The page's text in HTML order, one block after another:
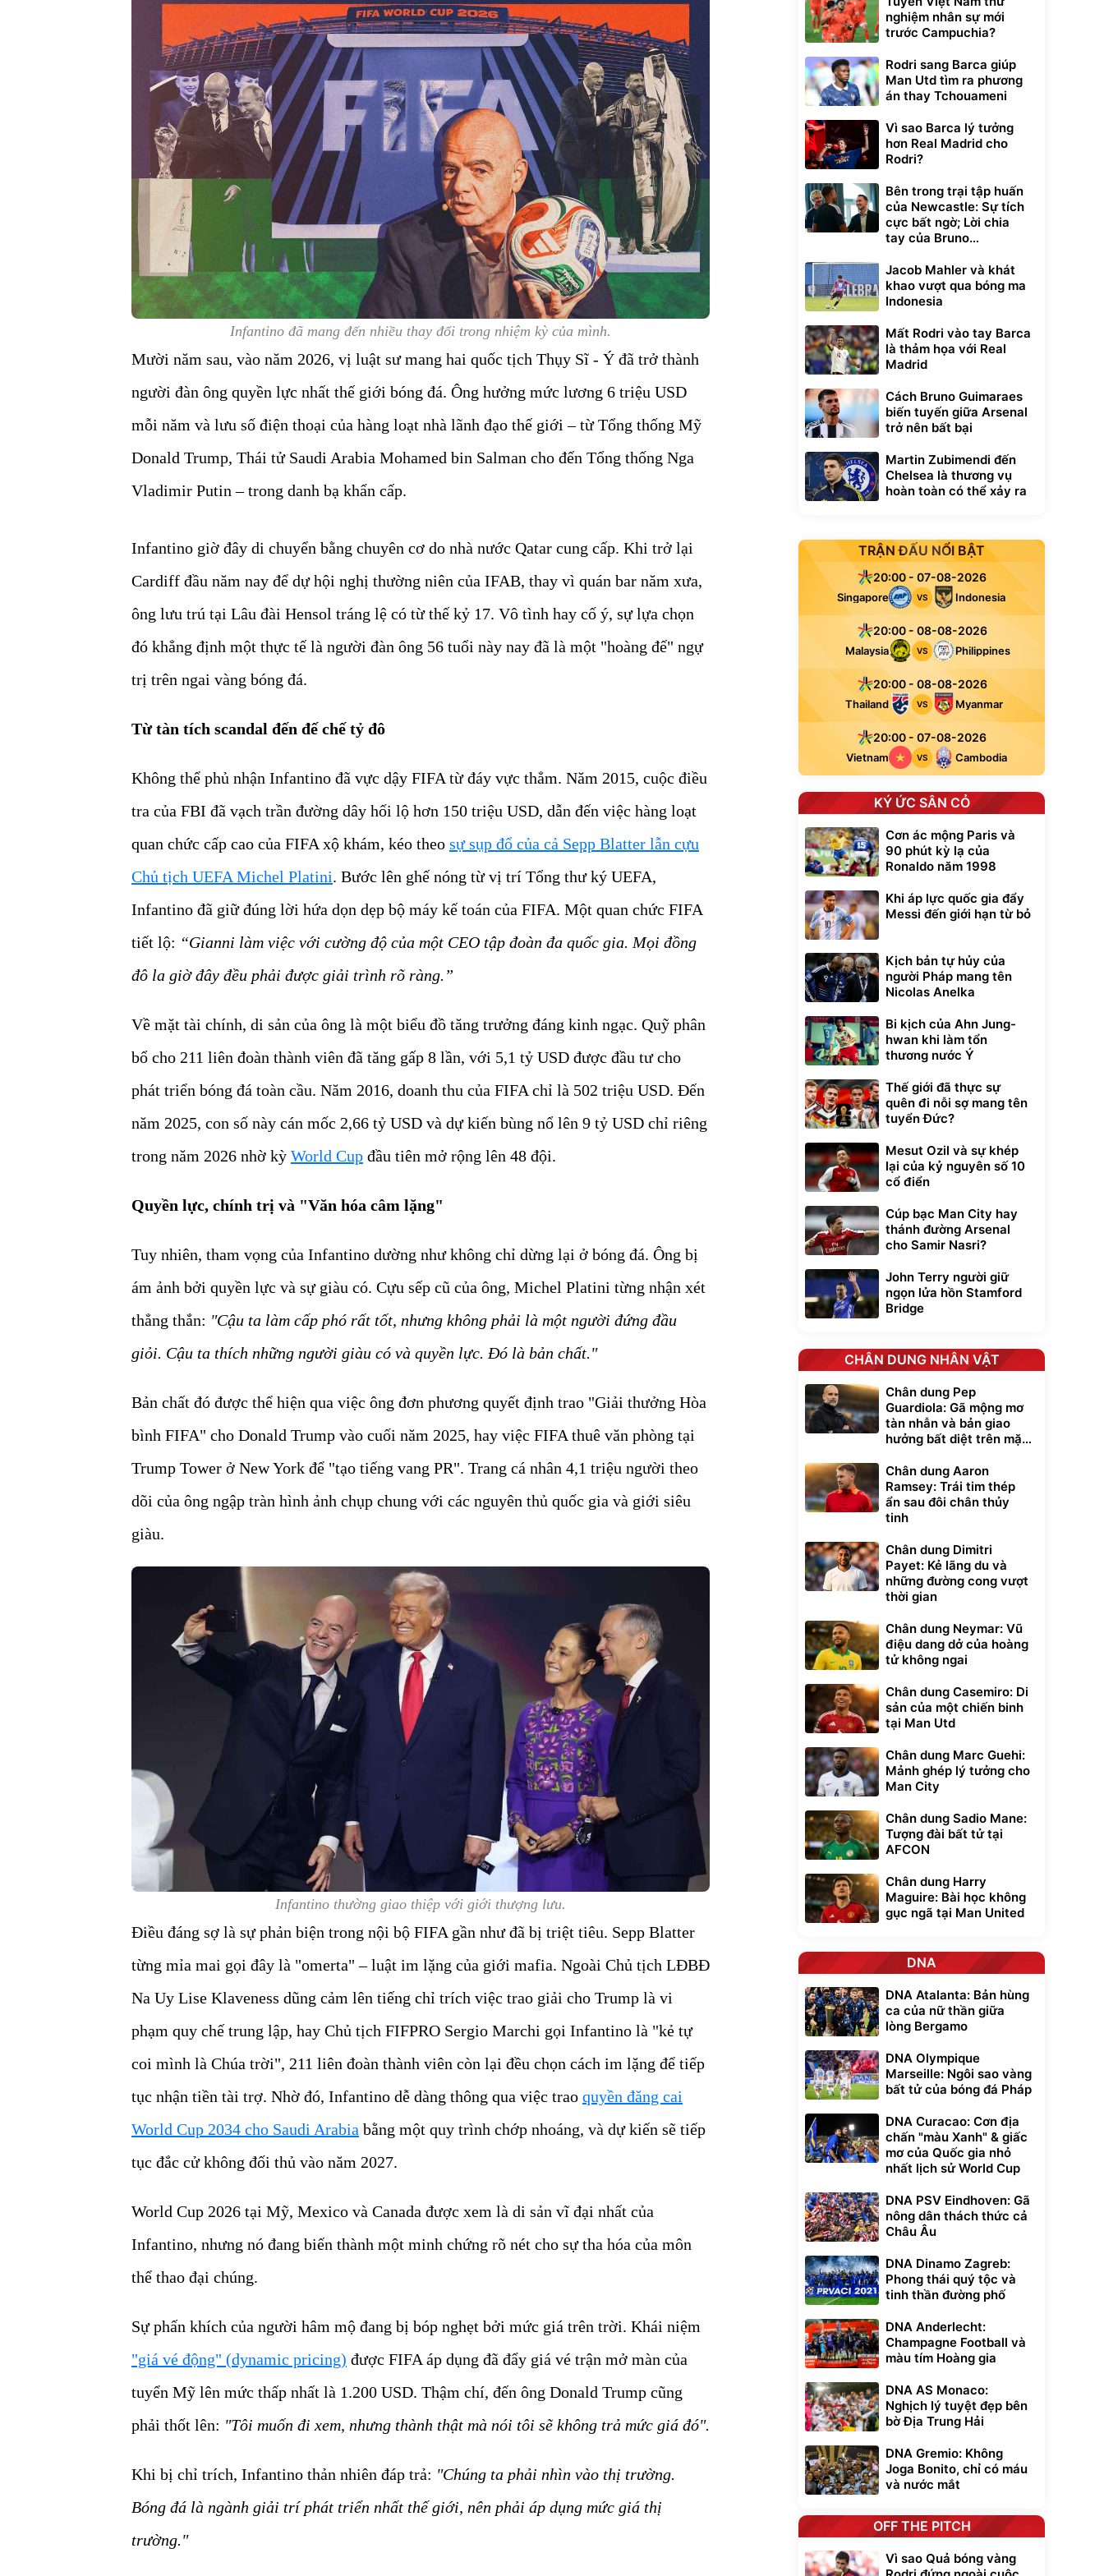
Infantino đã mang đến nhiều thay đổi trong nhiệm kỳ của mình.
Mười năm sau, vào năm 2026, vị luật sư mang hai quốc tịch Thụy Sĩ - Ý đã trở thành
người đàn ông quyền lực nhất thế giới bóng đá. Ông hưởng mức lương 6 triệu USD
mỗi năm và lưu số điện thoại của hàng loạt nhà lãnh đạo thế giới – từ Tổng thống Mỹ
Donald Trump, Thái tử Saudi Arabia Mohamed bin Salman cho đến Tổng thống Nga
Vladimir Putin – trong danh bạ khẩn cấp.
Infantino giờ đây di chuyển bằng chuyên cơ do nhà nước Qatar cung cấp. Khi trở lại
Cardiff đầu năm nay để dự hội nghị thường niên của IFAB, thay vì quán bar năm xưa,
ông lưu trú tại Lâu đài Hensol tráng lệ có từ thế kỷ 17. Vô tình hay cố ý, sự lựa chọn
đó khẳng định một thực tế là người đàn ông 56 tuổi này nay đã là một "hoàng đế" ngự
trị trên ngai vàng bóng đá.
Từ tàn tích scandal đến đế chế tỷ đô
Không thể phủ nhận Infantino đã vực dậy FIFA từ đáy vực thẳm. Năm 2015, cuộc điều
tra của FBI đã vạch trần đường dây hối lộ hơn 150 triệu USD, dẫn đến việc hàng loạt
quan chức cấp cao của FIFA xộ khám, kéo theo sự sụp đổ của cả Sepp Blatter lẫn cựu
Chủ tịch UEFA Michel Platini. Bước lên ghế nóng từ vị trí Tổng thư ký UEFA,
Infantino đã giữ đúng lời hứa dọn dẹp bộ máy kế toán của FIFA. Một quan chức FIFA
tiết lộ: “Gianni làm việc với cường độ của một CEO tập đoàn đa quốc gia. Mọi đồng
đô la giờ đây đều phải được giải trình rõ ràng.”
Về mặt tài chính, di sản của ông là một biểu đồ tăng trưởng đáng kinh ngạc. Quỹ phân
bổ cho 211 liên đoàn thành viên đã tăng gấp 8 lần, với 5,1 tỷ USD được đầu tư cho
phát triển bóng đá toàn cầu. Năm 2016, doanh thu của FIFA chỉ là 502 triệu USD. Đến
năm 2025, con số này cán mốc 2,66 tỷ USD và dự kiến bùng nổ lên 9 tỷ USD chỉ riêng
trong năm 2026 nhờ kỳ World Cup đầu tiên mở rộng lên 48 đội.
Quyền lực, chính trị và "Văn hóa câm lặng"
Tuy nhiên, tham vọng của Infantino dường như không chỉ dừng lại ở bóng đá. Ông bị
ám ảnh bởi quyền lực và sự giàu có. Cựu sếp cũ của ông, Michel Platini từng nhận xét
thẳng thắn: "Cậu ta làm cấp phó rất tốt, nhưng không phải là một người đứng đầu
giỏi. Cậu ta thích những người giàu có và quyền lực. Đó là bản chất."
Bản chất đó được thể hiện qua việc ông đơn phương quyết định trao "Giải thưởng Hòa
bình FIFA" cho Donald Trump vào cuối năm 2025, hay việc FIFA thuê văn phòng tại
Trump Tower ở New York để "tạo tiếng vang PR". Trang cá nhân 4,1 triệu người theo
dõi của ông ngập tràn hình ảnh chụp chung với các nguyên thủ quốc gia và giới siêu
giàu.
Infantino thường giao thiệp với giới thượng lưu.
Điều đáng sợ là sự phản biện trong nội bộ FIFA gần như đã bị triệt tiêu. Sepp Blatter
từng mỉa mai gọi đây là "omerta" – luật im lặng của giới mafia. Ngoài Chủ tịch LĐBĐ
Na Uy Lise Klaveness dũng cảm lên tiếng chỉ trích việc trao giải cho Trump là vi
phạm quy chế trung lập, hay Chủ tịch FIFPRO Sergio Marchi gọi Infantino là "kẻ tự
coi mình là Chúa trời", 211 liên đoàn thành viên còn lại đều chọn cách im lặng để tiếp
tục nhận tiền tài trợ. Nhờ đó, Infantino dễ dàng thông qua việc trao quyền đăng cai
World Cup 2034 cho Saudi Arabia bằng một quy trình chớp nhoáng, và dự kiến sẽ tiếp
tục đắc cử không đối thủ vào năm 2027.
World Cup 2026 tại Mỹ, Mexico và Canada được xem là di sản vĩ đại nhất của
Infantino, nhưng nó đang biến thành một minh chứng rõ nét cho sự tha hóa của môn
thể thao đại chúng.
Sự phấn khích của người hâm mộ đang bị bóp nghẹt bởi mức giá trên trời. Khái niệm
"giá vé động" (dynamic pricing) được FIFA áp dụng đã đẩy giá vé trận mở màn của
tuyển Mỹ lên mức thấp nhất là 1.200 USD. Thậm chí, đến ông Donald Trump cũng
phải thốt lên: "Tôi muốn đi xem, nhưng thành thật mà nói tôi sẽ không trả mức giá đó".
Khi bị chỉ trích, Infantino thản nhiên đáp trả: "Chúng ta phải nhìn vào thị trường.
Bóng đá là ngành giải trí phát triển nhất thế giới, nên phải áp dụng mức giá thị
trường."
nghiệm nhân sự mới
trước Campuchia?
Rodri sang Barca giúp
Man Utd tìm ra phương
án thay Tchouameni
Vì sao Barca lý tưởng
hơn Real Madrid cho
Rodri?
Bên trong trại tập huấn
của Newcastle: Sự tích
cực bất ngờ; Lời chia
tay của Bruno
Jacob Mahler và khát
khao vượt qua bóng ma
Indonesia
Mất Rodri vào tay Barca
là thảm họa với Real
Madrid
Cách Bruno Guimaraes
biến tuyến giữa Arsenal
trở nên bất bại
Martin Zubimendi đến
Chelsea là thương vụ
hoàn toàn có thể xảy ra
TRẬN ĐẤU NỔI BẬT
20:00 - 07-08-2026
Singapore VS Indonesia
20:00 - 08-08-2026
Malaysia VS Philippines
20:00 - 08-08-2026
Thailand VS Myanmar
20:00 - 07-08-2026
Vietnam VS Cambodia
KÝ ỨC SÂN CỎ
Cơn ác mộng Paris và
90 phút kỳ lạ của
Ronaldo năm 1998
Khi áp lực quốc gia đẩy
Messi đến giới hạn từ bỏ
Kịch bản tự hủy của
người Pháp mang tên
Nicolas Anelka
Bi kịch của Ahn Jung-
hwan khi làm tổn
thương nước Ý
Thế giới đã thực sự
quên đi nỗi sợ mang tên
tuyển Đức?
Mesut Ozil và sự khép
lại của kỷ nguyên số 10
cổ điển
Cúp bạc Man City hay
thánh đường Arsenal
cho Samir Nasri?
John Terry người giữ
ngọn lửa hồn Stamford
Bridge
CHÂN DUNG NHÂN VẬT
Chân dung Pep
Guardiola: Gã mộng mơ
tàn nhẫn và bản giao
hưởng bất diệt trên mặt
Chân dung Aaron
Ramsey: Trái tim thép
ẩn sau đôi chân thủy
tinh
Chân dung Dimitri
Payet: Kẻ lãng du và
những đường cong vượt
thời gian
Chân dung Neymar: Vũ
điệu dang dở của hoàng
tử không ngai
Chân dung Casemiro: Di
sản của một chiến binh
tại Man Utd
Chân dung Marc Guehi:
Mảnh ghép lý tưởng cho
Man City
Chân dung Sadio Mane:
Tượng đài bất tử tại
AFCON
Chân dung Harry
Maguire: Bài học không
gục ngã tại Man United
DNA
DNA Atalanta: Bản hùng
ca của nữ thần giữa
lòng Bergamo
DNA Olympique
Marseille: Ngôi sao vàng
bất tử của bóng đá Pháp
DNA Curacao: Cơn địa
chấn "màu Xanh" & giấc
mơ của Quốc gia nhỏ
nhất lịch sử World Cup
DNA PSV Eindhoven: Gã
nông dân thách thức cả
Châu Âu
DNA Dinamo Zagreb:
Phong thái quý tộc và
tinh thần đường phố
DNA Anderlecht:
Champagne Football và
màu tím Hoàng gia
DNA AS Monaco:
Nghịch lý tuyệt đẹp bên
bờ Địa Trung Hải
DNA Gremio: Không
Joga Bonito, chỉ có máu
và nước mắt
OFF THE PITCH
Vì sao Quả bóng vàng